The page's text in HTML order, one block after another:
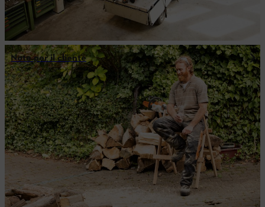
Note per il cliente